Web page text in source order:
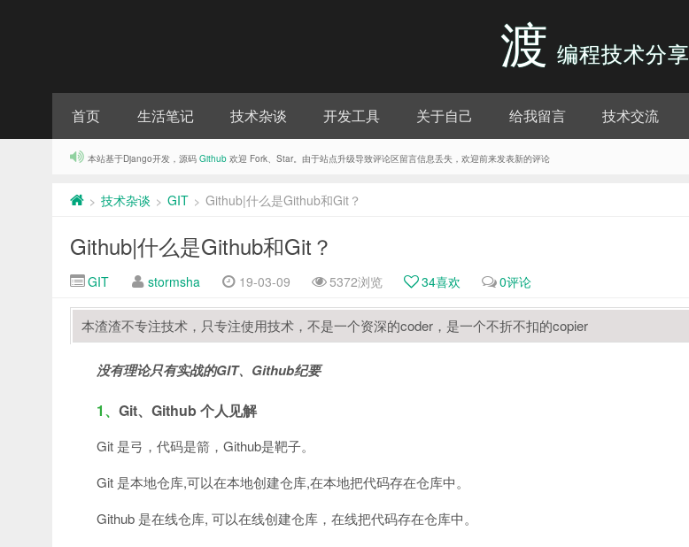
渡 编程技术分享
首页 生活笔记 技术杂谈 开发工具 关于自己 给我留言 技术交流
本站基于Django开发，源码 Github 欢迎 Fork、Star。由于站点升级导致评论区留言信息丢失，欢迎前来发表新的评论
> 技术杂谈 > GIT > Github|什么是Github和Git？
Github|什么是Github和Git？
GIT stormsha 19-03-09 5372浏览 34喜欢 0评论
本渣渣不专注技术，只专注使用技术，不是一个资深的coder，是一个不折不扣的copier
没有理论只有实战的GIT、Github纪要
1、 Git、Github 个人见解
Git 是弓，代码是箭，Github是靶子。
Git 是本地仓库,可以在本地创建仓库,在本地把代码存在仓库中。
Github 是在线仓库, 可以在线创建仓库，在线把代码存在仓库中。